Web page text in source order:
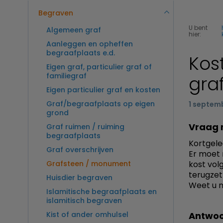
Exclusieve uitvaart Begrafenis Basis
Begraven
Algemeen graf
Aanleggen en opheffen
begraafplaats e.d.
Eigen graf, particulier graf of
familiegraf
Eigen particulier graf en kosten
Graf/begraafplaats op eigen
grond
Graf ruimen / ruiming
begraafplaats
Graf overschrijven
Grafsteen / monument
Huisdier begraven
Islamitische begraafplaats en
islamitisch begraven
Kist of ander omhulsel
U bent
hier:
1
Vraag
Er moet
kost
Weet u